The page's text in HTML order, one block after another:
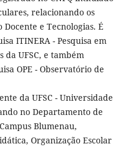
relacionando os
e Tecnologias. É
ITINERA - Pesquisa em
UFSC, e também
OPE - Observatório de
da UFSC - Universidade
no Departamento de
Blumenau,
Organização Escolar